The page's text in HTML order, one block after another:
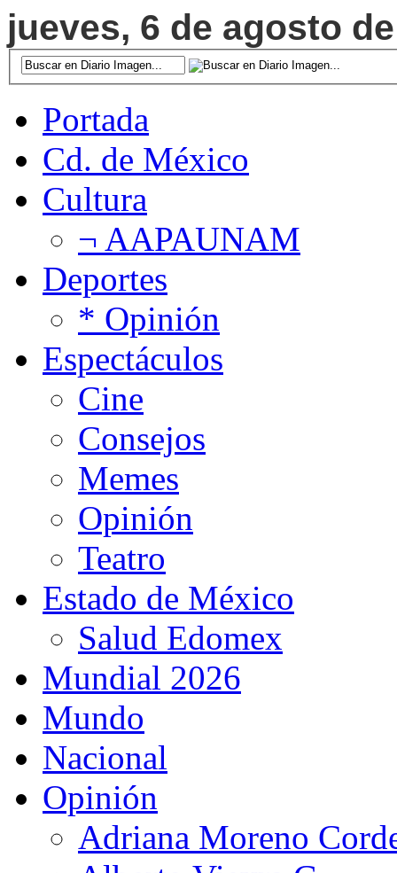
jueves, 6 de agosto
Portada
Cd. de México
Cultura
¬ AAPAUNAM
Deportes
* Opinión
Espectáculos
Cine
Consejos
Memes
Opinión
Teatro
Estado de México
Salud Edomex
Mundial 2026
Mundo
Nacional
Opinión
Adriana Moreno